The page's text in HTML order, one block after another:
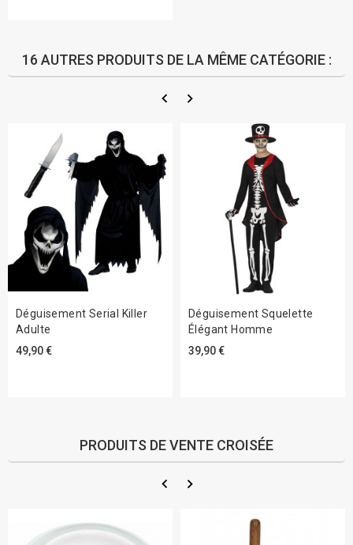
16 AUTRES PRODUITS DE LA MÊME CATÉGORIE :
Déguisement Serial Killer
Adulte
49,90 €
Déguisement Squelette
Élégant Homme
39,90 €
PRODUITS DE VENTE CROISÉE